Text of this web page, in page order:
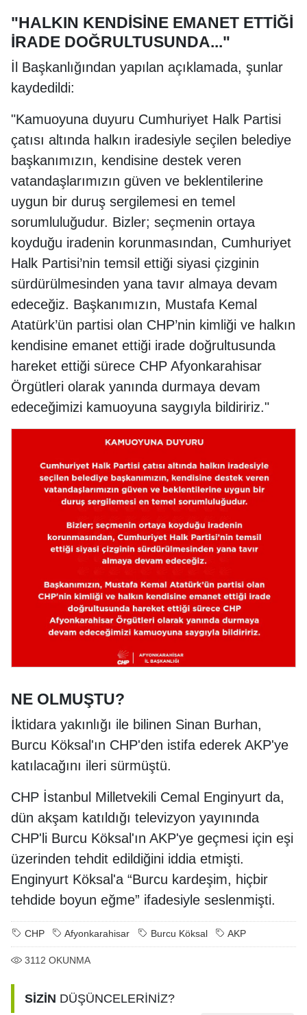
"HALKIN KENDİSİNE EMANET ETTİĞİ
İRADE DOĞRULTUSUNDA..."
İl Başkanlığından yapılan açıklamada, şunlar
kaydedildi:
"Kamuoyuna duyuru Cumhuriyet Halk Partisi
çatısı altında halkın iradesiyle seçilen belediye
başkanımızın, kendisine destek veren
vatandaşlarımızın güven ve beklentilerine
uygun bir duruş sergilemesi en temel
sorumluluğudur. Bizler; seçmenin ortaya
koyduğu iradenin korunmasından, Cumhuriyet
Halk Partisi’nin temsil ettiği siyasi çizginin
sürdürülmesinden yana tavır almaya devam
edeceğiz. Başkanımızın, Mustafa Kemal
Atatürk’ün partisi olan CHP’nin kimliği ve halkın
kendisine emanet ettiği irade doğrultusunda
hareket ettiği sürece CHP Afyonkarahisar
Örgütleri olarak yanında durmaya devam
edeceğimizi kamuoyuna saygıyla bildiririz."
NE OLMUŞTU?
İktidara yakınlığı ile bilinen Sinan Burhan,
Burcu Köksal'ın CHP'den istifa ederek AKP'ye
katılacağını ileri sürmüştü.
CHP İstanbul Milletvekili Cemal Enginyurt da,
dün akşam katıldığı televizyon yayınında
CHP'li Burcu Köksal'ın AKP'ye geçmesi için eşi
üzerinden tehdit edildiğini iddia etmişti.
Enginyurt Köksal'a “Burcu kardeşim, hiçbir
tehdide boyun eğme” ifadesiyle seslenmişti.
CHP Afyonkarahisar Burcu Köksal AKP
3112 OKUNMA
SİZİN DÜŞÜNCELERİNİZ?